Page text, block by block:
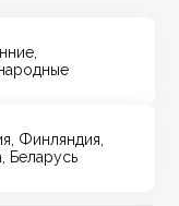
Финляндия,
Беларусь